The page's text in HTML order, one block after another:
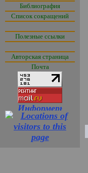
Библиография
Список сокращений
Полезные ссылки
Авторская страница
Почта